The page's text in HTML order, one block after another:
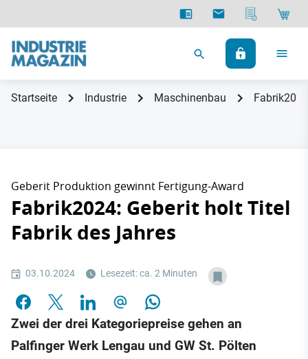
Startseite Industrie Maschinenbau
Geberit Produktion gewinnt Fertigung-Award
Fabrik2024: Geberit holt Titel
Fabrik des Jahres
03.10.2024 Lesezeit: ca. 2 Minuten
Zwei der drei Kategoriepreise gehen an
Palfinger Werk Lengau und GW St. Pölten